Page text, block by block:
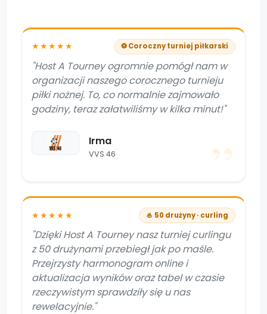
★★★★★ ⚽ Coroczny turniej piłkarski
"Host A Tourney ogromnie pomógł nam w
organizacji naszego corocznego turnieju
piłki nożnej. To, co normalnie zajmowało
godziny, teraz załatwiliśmy w kilka minut!"
Irma
VVS 46
★★★★★ 🥌 50 drużyny · curling
"Dzięki Host A Tourney nasz turniej curlingu
z 50 drużynami przebiegł jak po maśle.
Przejrzysty harmonogram online i
aktualizacja wyników oraz tabel w czasie
rzeczywistym sprawdziły się u nas
rewelacyjnie."